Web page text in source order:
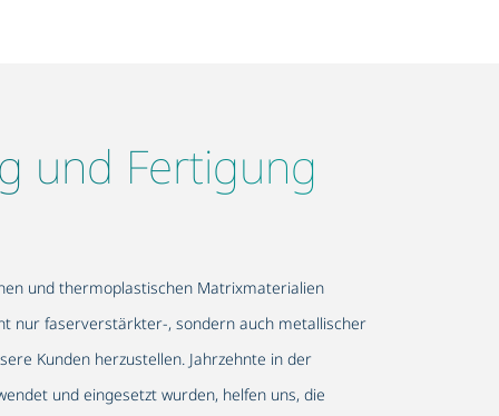
und Fertigung
und thermoplastischen Matrixmaterialien
nur faserverstärkter-, sondern auch metallischer
Kunden herzustellen. Jahrzehnte in der
und eingesetzt wurden, helfen uns, die